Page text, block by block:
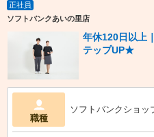
正社員
ソフトバンクあいの里店
年休120日以上
テップUP★
職種
ソフトバンクショッ